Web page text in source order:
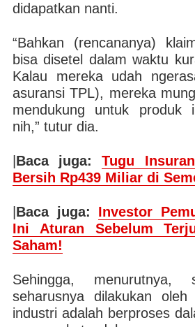
didapatkan nanti.
“Bahkan (rencananya)
bisa disetel dalam waktu
Kalau mereka udah
asuransi TPL), mereka
mendukung untuk produk
nih,” tutur dia.
Baca juga:Tugu
Bersih Rp439 Miliar di
Baca juga: Investor
Ini Aturan Sebelum
Saham!
Sehingga,
seharusnya dilakukan
industri adalah berproses